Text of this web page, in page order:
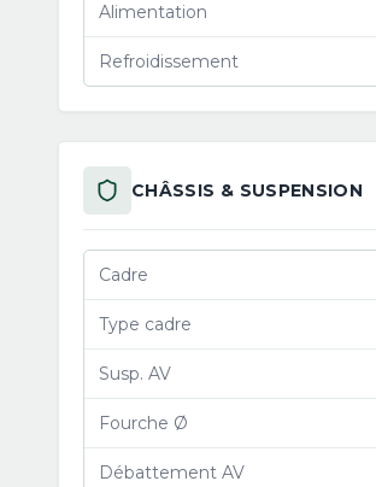
Alimentation
Refroidissement
CHÂSSIS & SUSPENSION
Cadre
Type cadre
Susp. AV
Fourche Ø
Débattement AV